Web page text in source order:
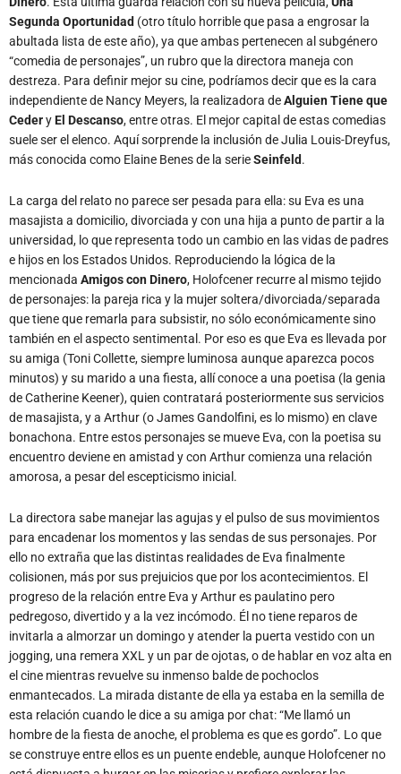
“comedia de personajes”, un rubro que la directora maneja con
destreza. Para definir mejor su cine, podríamos decir que es la cara
independiente de Nancy Meyers, la realizadora deAlguien Tiene que
CederyEl Descanso, entre otras. El mejor capital de estas comedias
suele ser el elenco. Aquí sorprende la inclusión de Julia Louis-Dreyfus,
más conocida como Elaine Benes de la serieSeinfeld.
La carga del relato no parece ser pesada para ella: su Eva es una
e hijos en los Estados Unidos. Reproduciendo la lógica de la
mencionadaAmigos con Dinero, Holofcener recurre al mismo tejido
de personajes: la pareja rica y la mujer soltera/divorciada/separada
que tiene que remarla para subsistir, no sólo económicamente sino
también en el aspecto sentimental. Por eso es que Eva es llevada por
su amiga (Toni Collette, siempre luminosa aunque aparezca pocos
minutos) y su marido a una fiesta, allí conoce a una poetisa (la genia
de Catherine Keener), quien contratará posteriormente sus servicios
de masajista, y a Arthur (o James Gandolfini, es lo mismo) en clave
bonachona. Entre estos personajes se mueve Eva, con la poetisa su
encuentro deviene en amistad y con Arthur comienza una relación
amorosa, a pesar del escepticismo inicial.
La directora sabe manejar las agujas y el pulso de sus movimientos
para encadenar los momentos y las sendas de sus personajes. Por
colisionen, más por sus prejuicios que por los acontecimientos. El
progreso de la relación entre Eva y Arthur es paulatino pero
pedregoso, divertido y a la vez incómodo. Él no tiene reparos de
invitarla a almorzar un domingo y atender la puerta vestido con un
jogging, una remera XXL y un par de ojotas, o de hablar en voz alta en
el cine mientras revuelve su inmenso balde de pochoclos
enmantecados. La mirada distante de ella ya estaba en la semilla de
esta relación cuando le dice a su amiga por chat: “Me llamó un
hombre de la fiesta de anoche, el problema es que es gordo”. Lo que
se construye entre ellos es un puente endeble, aunque Holofcener no
está dispuesta a hurgar en las miserias y prefiere explorar las
contradicciones impulsadas por los sentimientos, los que suelen
despertar una vez que la tormenta ya pasó.